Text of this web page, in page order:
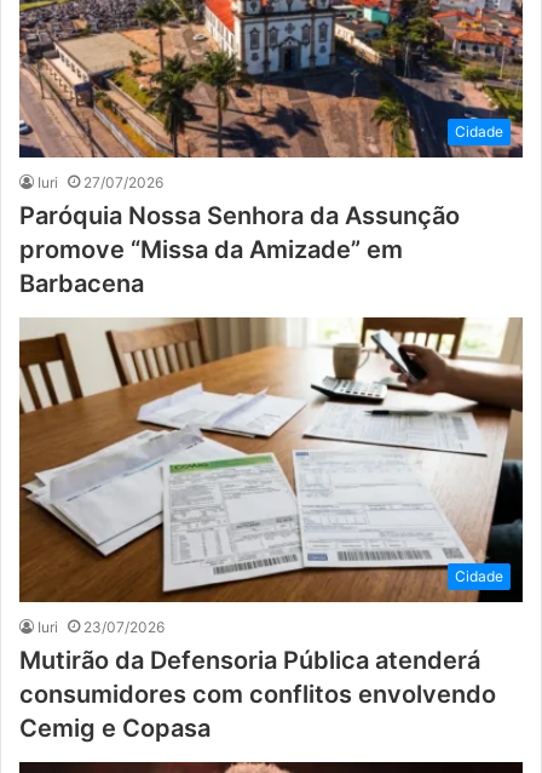
Cidade
Iuri 27/07/2026
Paróquia Nossa Senhora da Assunção
promove “Missa da Amizade” em
Barbacena
Cidade
Iuri 23/07/2026
Mutirão da Defensoria Pública atenderá
consumidores com conflitos envolvendo
Cemig e Copasa